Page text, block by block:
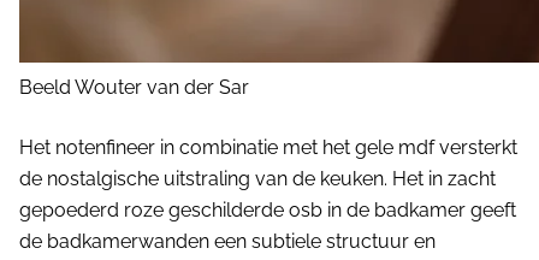
Beeld Wouter van der Sar
Het notenfineer in combinatie met het gele mdf versterkt
de nostalgische uitstraling van de keuken. Het in zacht
gepoederd roze geschilderde osb in de badkamer geeft
de badkamerwanden een subtiele structuur en